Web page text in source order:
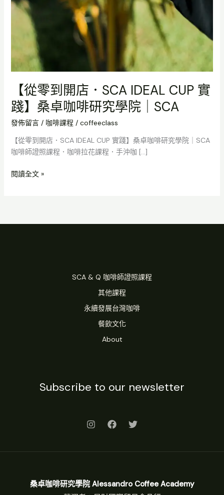
【從零到開店．SCA IDEAL CUP 實
踐】桑卓咖啡研究學院｜SCA
發佈留言 / 咖啡課程 / coffeeclass
【從零到開店．SCA IDEAL CUP 實踐】桑卓咖啡研究學院｜SCA
咖啡師證照課程．咖啡拉花課程．手沖咖 […]
閱讀全文 »
SCA & Q 咖啡師證照課程
其他課程
永續發展台灣咖啡
餐飲文化
About
Subscribe to our newsletter
桑卓咖啡研究學院 Alessandro Coffee Academy